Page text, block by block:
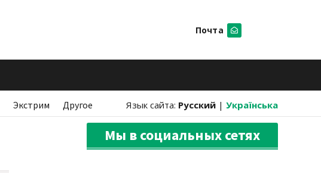
Почта
Экстрим Другое Язык сайта: Русский | Українська
Мы в социальных сетях